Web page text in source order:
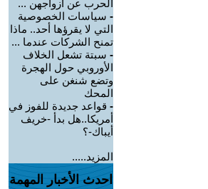
الحرب عن أزواجهن ...
- سياسات الخصوصية
التي لا يقرؤها أحد.. ماذا
تمنح الشركات عندما ...
- سبتة تشعل الخلاف
الأوروبي حول الهجرة
وتضع شنغن على
المحك
- قواعد جديدة للفوز في
أمريكا..هل بدأ -خريف
أيباك-؟
المزيد.....
احدث الأخبار المهمة